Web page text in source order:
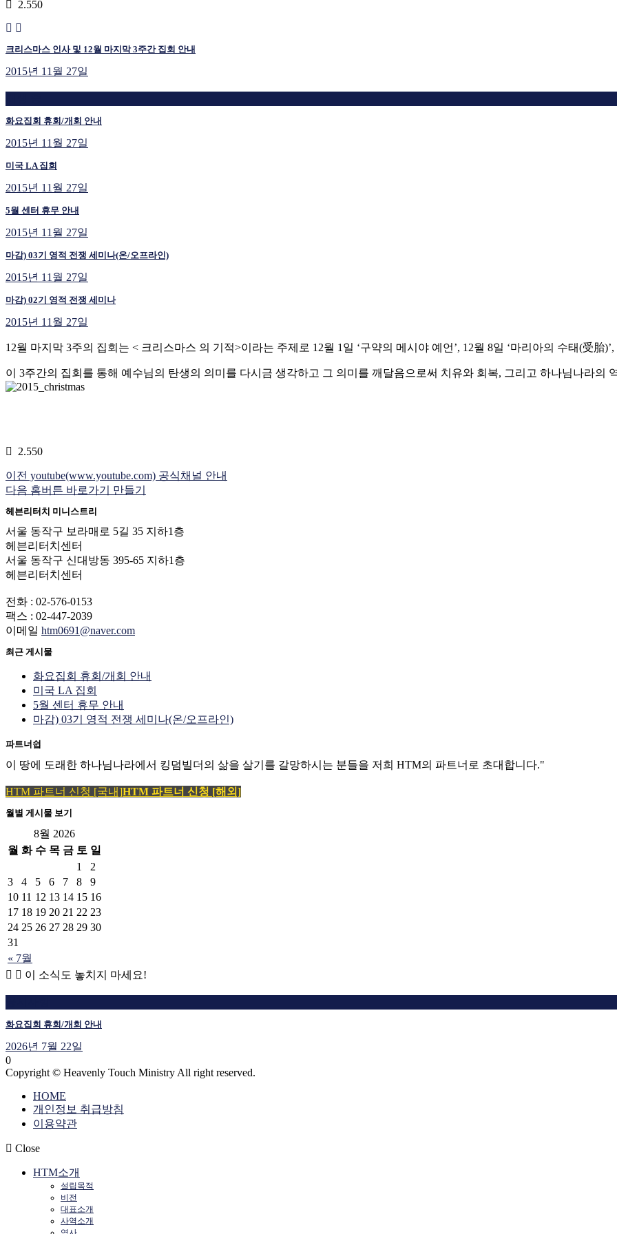
2.550
크리스마스 인사 및 12월 마지막 3주간 집회 안내
2015년 11월 27일
화요집회 휴회/개회 안내
2015년 11월 27일
미국 LA 집회
2015년 11월 27일
5월 센터 휴무 안내
2015년 11월 27일
마감) 03기 영적 전쟁 세미나(온/오프라인)
2015년 11월 27일
마감) 02기 영적 전쟁 세미나
2015년 11월 27일
12월 마지막 3주의 집회는 < 크리스마스 의 기적>이라는 주제로 12월 1일 ‘구약의 메시야 예언’, 12월 8일 ‘마리아의 수태(受胎
이 3주간의 집회를 통해 예수님의 탄생의 의미를 다시금 생각하고 그 의미를 깨달음으로써 치유와 회복, 그리고 하나님나라의
2.550
이전 youtube(www.youtube.com) 공식채널 안내
다음 홈버튼 바로가기 만들기
헤븐리터치 미니스트리
서울 동작구 보라매로 5길 35 지하1층
헤븐리터치센터
서울 동작구 신대방동 395-65 지하1층
헤븐리터치센터
전화 : 02-576-0153
팩스 : 02-447-2039
이메일 htm0691@naver.com
최근 게시물
화요집회 휴회/개회 안내
미국 LA 집회
5월 센터 휴무 안내
마감) 03기 영적 전쟁 세미나(온/오프라인)
파트너쉽
이 땅에 도래한 하나님나라에서 킹덤빌더의 삶을 살기를 갈망하시는 분들을 저희 HTM의 파트너로 초대합니다."
HTM 파트너 신청 [국내]HTM 파트너 신청 [해외]
월별 게시물 보기
8월 2026
월 화 수 목 금 토 일
« 7월
1
2
3
4 5 6 7 8
9
10 11 12 13 14 15 16
17 18 19 20 21 22 23
24 25 26 27 28 29 30
31
이 소식도 놓치지 마세요!
화요집회 휴회/개회 안내
2026년 7월 22일
0
Copyright © Heavenly Touch Ministry All right reserved.
HOME
개인정보 취급방침
이용약관
Close
HTM소개
설립목적
비전
대표소개
사역소개